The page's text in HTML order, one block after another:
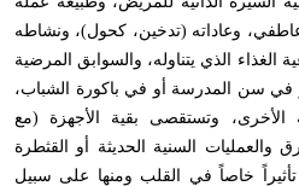
وعاداته (تدخين، كحول)، ونشاطه
الغذاء الذي يتناوله، والسوابق المرضية
سن المدرسة أو في باكورة الشباب،
الأخرى، وتستقصى بقية الأجهزة (مع
السنية الحديثة أو القثطرة
تأثيراً خاصاً في القلب ومنها على سبيل